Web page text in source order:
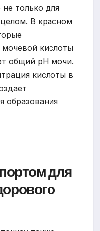
только для
В красном
кислоты
общий pH мочи.
кислоты в
образования
для